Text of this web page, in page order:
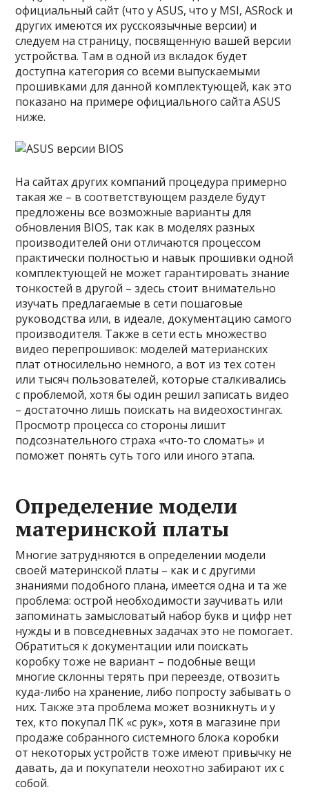
официальный сайт (что у ASUS, что у MSI, ASRock и
других имеются их русскоязычные версии) и
следуем на страницу, посвященную вашей версии
устройства. Там в одной из вкладок будет
доступна категория со всеми выпускаемыми
прошивками для данной комплектующей, как это
показано на примере официального сайта ASUS
ниже.
На сайтах других компаний процедура примерно
такая же – в соответствующем разделе будут
предложены все возможные варианты для
обновления BIOS, так как в моделях разных
производителей они отличаются процессом
практически полностью и навык прошивки одной
комплектующей не может гарантировать знание
тонкостей в другой – здесь стоит внимательно
изучать предлагаемые в сети пошаговые
руководства или, в идеале, документацию самого
производителя. Также в сети есть множество
видео перепрошивок: моделей материанских
плат относилельно немного, а вот из тех сотен
или тысяч пользователей, которые сталкивались
с проблемой, хотя бы один решил записать видео
– достаточно лишь поискать на видеохостингах.
Просмотр процесса со стороны лишит
подсознательного страха «что-то сломать» и
поможет понять суть того или иного этапа.
Определение модели
материнской платы
Многие затрудняются в определении модели
своей материнской платы – как и с другими
знаниями подобного плана, имеется одна и та же
проблема: острой необходимости заучивать или
запоминать замысловатый набор букв и цифр нет
нужды и в повседневных задачах это не помогает.
Обратиться к документации или поискать
коробку тоже не вариант – подобные вещи
многие склонны терять при переезде, отвозить
куда-либо на хранение, либо попросту забывать о
них. Также эта проблема может возникнуть и у
тех, кто покупал ПК «с рук», хотя в магазине при
продаже собранного системного блока коробки
от некоторых устройств тоже имеют привычку не
давать, да и покупатели неохотно забирают их с
собой.